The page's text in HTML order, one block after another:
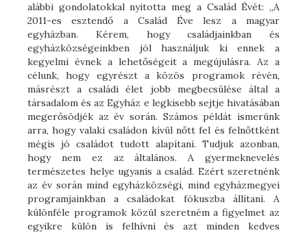
alábbi gondolatokkal nyitotta meg a Család Évét: „A
2011-es esztendő a Család Éve lesz a magyar
egyházban. Kérem, hogy családjainkban és
egyházközségeinkben jól használjuk ki ennek a
kegyelmi évnek a lehetőségeit a megújulásra. Az a
célunk, hogy egyrészt a közös programok révén,
másrészt a családi élet jobb megbecsülése által a
társadalom és az Egyház e legkisebb sejtje hivatásában
megerősödjék az év során. Számos példát ismerünk
arra, hogy valaki családon kívül nőtt fel és felnőttként
mégis jó családot tudott alapítani. Tudjuk azonban,
hogy nem ez az általános. A gyermeknevelés
természetes helye ugyanis a család. Ezért szeretnénk
az év során mind egyházközségi, mind egyházmegyei
programjainkban a családokat fókuszba állítani. A
különféle programok közül szeretném a figyelmet az
egyikre külön is felhívni és azt minden kedves